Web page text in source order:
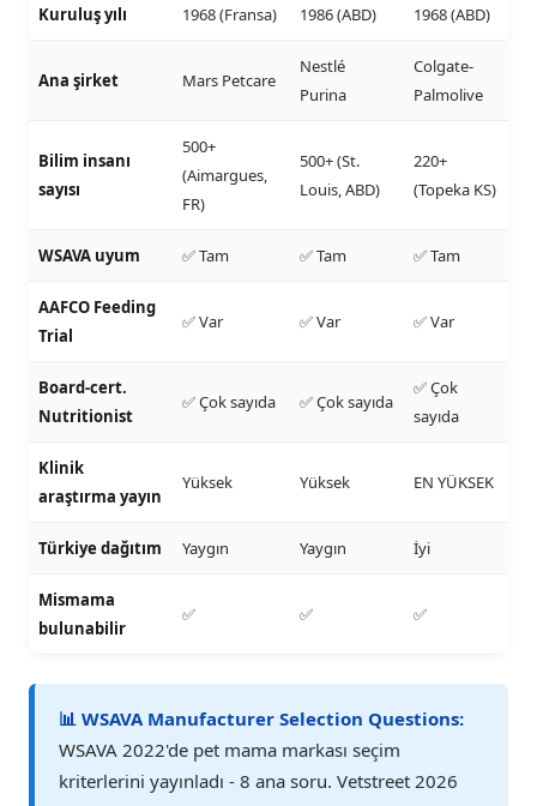
Kuruluş yılı 1968 (Fransa) 1986 (ABD) 1968 (ABD)
Ana şirket Mars Petcare
Nestlé
Purina
Colgate-
Palmolive
Bilim insanı
sayısı
500+
(Aimargues,
FR)
500+ (St.
Louis, ABD)
220+
(Topeka KS)
WSAVA uyum ✅ Tam ✅ Tam ✅ Tam
AAFCO Feeding
Trial
✅ Var ✅ Var ✅ Var
Board-cert.
Nutritionist
✅ Çok sayıda ✅ Çok sayıda
✅ Çok
sayıda
Klinik
araştırma yayın
Yüksek Yüksek EN YÜKSEK
Türkiye dağıtım Yaygın Yaygın İyi
Mismama
bulunabilir
✅ ✅ ✅
📊 WSAVA Manufacturer Selection Questions:
WSAVA 2022'de pet mama markası seçim
kriterlerini yayınladı - 8 ana soru. Vetstreet 2026